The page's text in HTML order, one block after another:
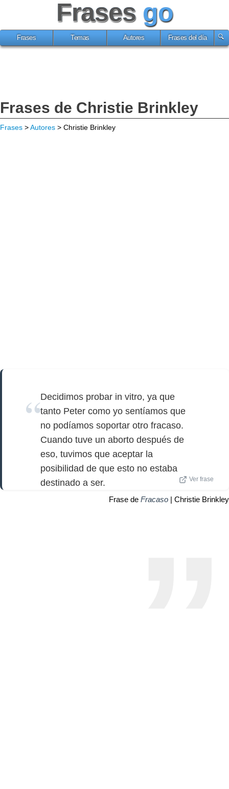
Frases go
Frases Temas Autores Frases del día
Frases de Christie Brinkley
Frases >Autores > Christie Brinkley
Decidimos probar in vitro, ya que
tanto Peter como yo sentíamos que
no podíamos soportar otro fracaso.
Cuando tuve un aborto después de
eso, tuvimos que aceptar la
posibilidad de que esto no estaba
destinado a ser.
Ver frase
Frase de Fracaso | Christie Brinkley